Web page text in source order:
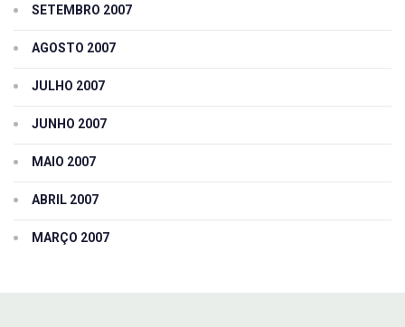
SETEMBRO 2007
AGOSTO 2007
JULHO 2007
JUNHO 2007
MAIO 2007
ABRIL 2007
MARÇO 2007